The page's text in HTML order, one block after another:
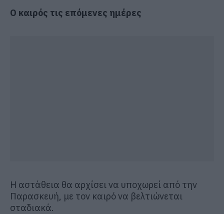
Ο καιρός τις επόμενες ημέρες
Η αστάθεια θα αρχίσει να υποχωρεί από την
Παρασκευή, με τον καιρό να βελτιώνεται
σταδιακά.